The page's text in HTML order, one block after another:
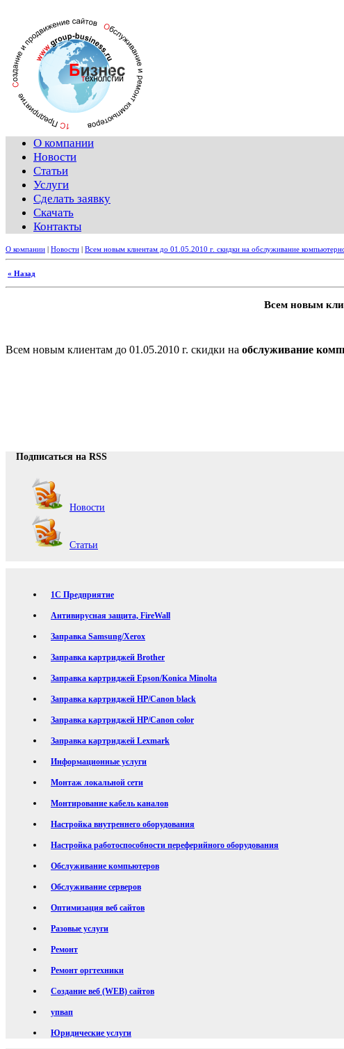
О компании
Новости
Статьи
Услуги
Сделать заявку
Скачать
Контакты
О компании | Новости | Всем новым клиентам до 01.05.2010 г. скидки на обслуживание
« Назад
Всем новым
Всем новым клиентам до 01.05.2010 г. скидки на обслуживание
Подписаться на RSS
Новости
Статьи
1С Предприятие
Антивирусная защита, FireWall
Заправка Samsung/Xerox
Заправка картриджей Brother
Заправка картриджей Epson/Konica Minolta
Заправка картриджей HP/Canon black
Заправка картриджей HP/Canon color
Заправка картриджей Lexmark
Информационные услуги
Монтаж локальной сети
Монтирование кабель каналов
Настройка внутреннего оборудования
Настройка работоспособности переферийного оборудования
Обслуживание компьютеров
Обслуживание серверов
Оптимизация веб сайтов
Разовые услуги
Ремонт
Ремонт оргтехники
Создание веб (WEB) сайтов
упвап
Юридические услуги